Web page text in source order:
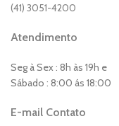
(41) 3051-4200
Atendimento
Seg à Sex : 8h às 19h e
Sábado : 8:00 ás 18:00
E-mail Contato